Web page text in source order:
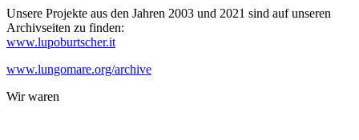
Unsere Projekte aus den Jahren 2003 und 2021 sind auf unseren
Archivseiten zu finden:
www.lupoburtscher.it
www.lungomare.org/archive
Wir waren